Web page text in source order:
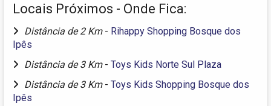
Locais Próximos - Onde Fica:
Distância de 2 Km - Rihappy Shopping Bosque dos
Ipês
Distância de 3 Km - Toys Kids Norte Sul Plaza
Distância de 3 Km - Toys Kids Shopping Bosque dos
Ipês